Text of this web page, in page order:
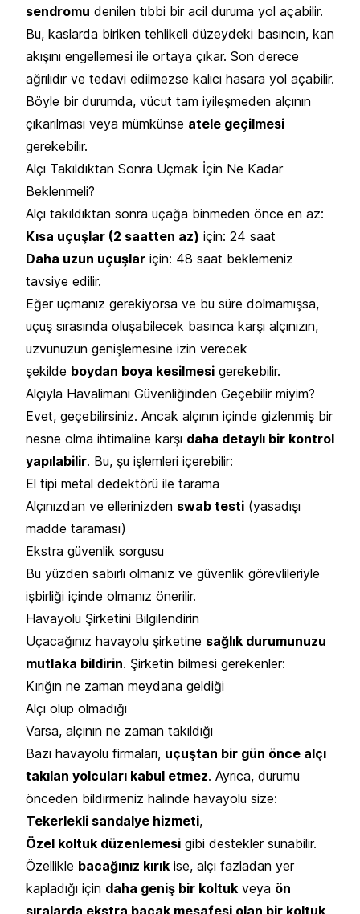
sendromu denilen tıbbi bir acil duruma yol açabilir.
Bu, kaslarda biriken tehlikeli düzeydeki basıncın, kan
akışını engellemesi ile ortaya çıkar. Son derece
ağrılıdır ve tedavi edilmezse kalıcı hasara yol açabilir.
Böyle bir durumda, vücut tam iyileşmeden alçının
çıkarılması veya mümkünse atele geçilmesi
gerekebilir.
Alçı Takıldıktan Sonra Uçmak İçin Ne Kadar
Beklenmeli?
Alçı takıldıktan sonra uçağa binmeden önce en az:
Kısa uçuşlar (2 saatten az) için: 24 saat
Daha uzun uçuşlar için: 48 saat beklemeniz
tavsiye edilir.
Eğer uçmanız gerekiyorsa ve bu süre dolmamışsa,
uçuş sırasında oluşabilecek basınca karşı alçınızın,
uzvunuzun genişlemesine izin verecek
şekilde boydan boya kesilmesi gerekebilir.
Alçıyla Havalimanı Güvenliğinden Geçebilir miyim?
Evet, geçebilirsiniz. Ancak alçının içinde gizlenmiş bir
nesne olma ihtimaline karşı daha detaylı bir kontrol
yapılabilir. Bu, şu işlemleri içerebilir:
El tipi metal dedektörü ile tarama
Alçınızdan ve ellerinizden swab testi (yasadışı
madde taraması)
Ekstra güvenlik sorgusu
Bu yüzden sabırlı olmanız ve güvenlik görevlileriyle
işbirliği içinde olmanız önerilir.
Havayolu Şirketini Bilgilendirin
Uçacağınız havayolu şirketine sağlık durumunuzu
mutlaka bildirin. Şirketin bilmesi gerekenler:
Kırığın ne zaman meydana geldiği
Alçı olup olmadığı
Varsa, alçının ne zaman takıldığı
Bazı havayolu firmaları, uçuştan bir gün önce alçı
takılan yolcuları kabul etmez. Ayrıca, durumu
önceden bildirmeniz halinde havayolu size:
Tekerlekli sandalye hizmeti,
Özel koltuk düzenlemesi gibi destekler sunabilir.
Özellikle bacağınız kırık ise, alçı fazladan yer
kapladığı için daha geniş bir koltuk veya ön
sıralarda ekstra bacak mesafesi olan bir koltuk